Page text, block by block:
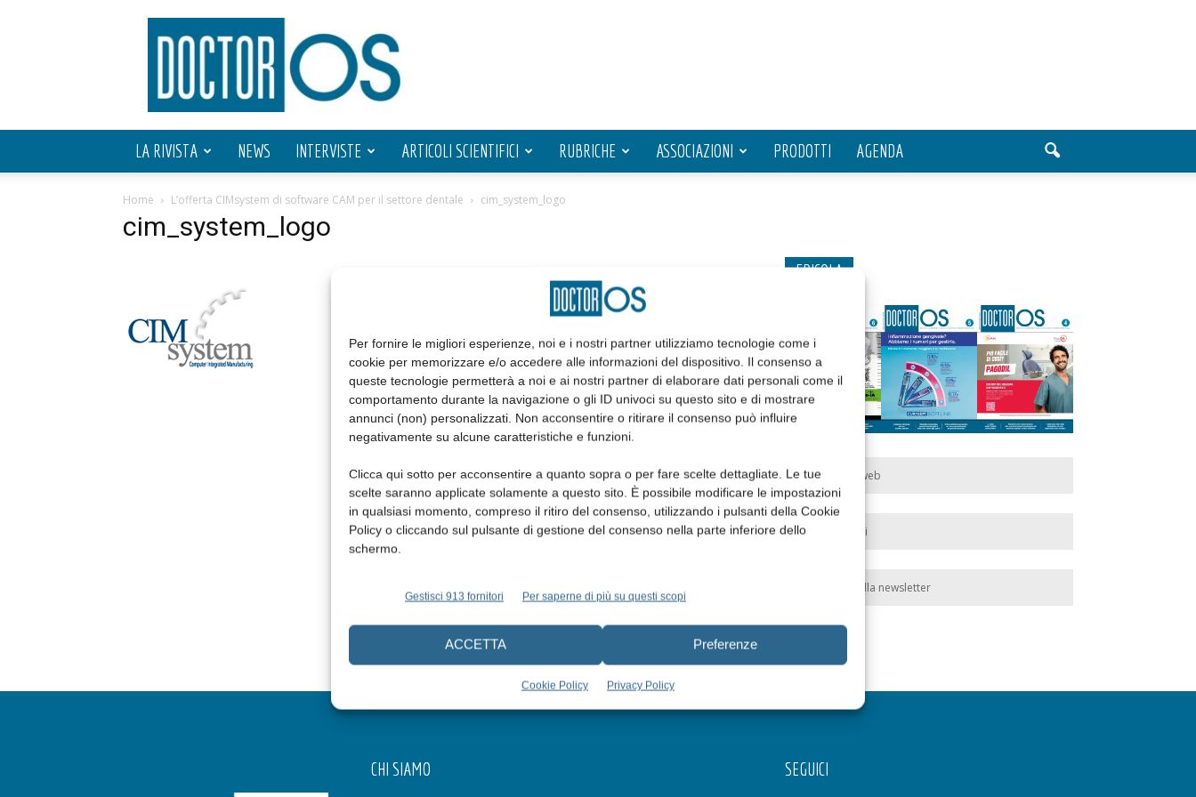
Per fornire le migliori esperienze, noi e i nostri partner utilizziamo tecnologie come i
cookie per memorizzare e/o accedere alle informazioni del dispositivo. Il consenso a
queste tecnologie permetterà a noi e ai nostri partner di elaborare dati personali come il
comportamento durante la navigazione o gli ID univoci su questo sito e di mostrare
annunci (non) personalizzati. Non acconsentire o ritirare il consenso può influire
negativamente su alcune caratteristiche e funzioni.
Clicca qui sotto per acconsentire a quanto sopra o per fare scelte dettagliate. Le tue
scelte saranno applicate solamente a questo sito. È possibile modificare le impostazioni
in qualsiasi momento, compreso il ritiro del consenso, utilizzando i pulsanti della Cookie
Policy o cliccando sul pulsante di gestione del consenso nella parte inferiore dello
schermo.
Gestisci 913 fornitori Per saperne di più su questi scopi
ACCETTA Preferenze
Cookie Policy Privacy Policy
Doctor
OS
LA RIVISTA NEWS INTERVISTE ARTICOLI SCIENTIFICI RUBRICHE ASSOCIAZIONI PRODOTTI AGENDA
Home L’offerta CIMsystem di software CAM per il settore dentale cim_system_logo
cim_system_logo
EDICOLA
Edicola web
Abbonati
Iscriviti alla newsletter
CHI SIAMO SEGUICI